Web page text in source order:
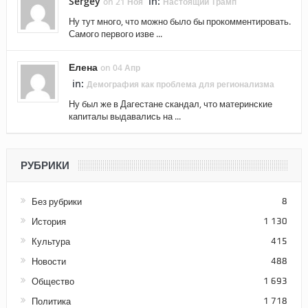
Ну тут много, что можно было бы прокомментировать.
Самого первого изве ...
Елена on 04 Апр
in: Демография как проблема для регионализма
Ну был же в Дагестане скандал, что материнские
капиталы выдавались на ...
РУБРИКИ
Без рубрики 8
История 1 130
Культура 415
Новости 488
Общество 1 693
Политика 1 718